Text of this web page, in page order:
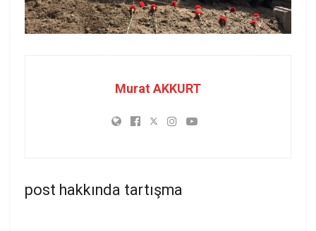
Murat AKKURT
post hakkında tartışma